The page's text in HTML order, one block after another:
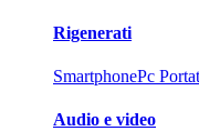
Rigenerati
SmartphonePc
Audio e video